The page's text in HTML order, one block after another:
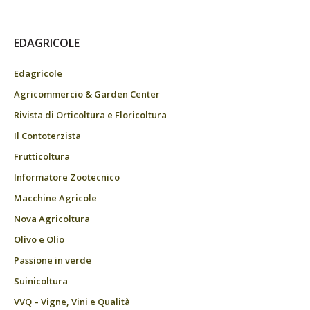
EDAGRICOLE
Edagricole
Agricommercio & Garden Center
Rivista di Orticoltura e Floricoltura
Il Contoterzista
Frutticoltura
Informatore Zootecnico
Macchine Agricole
Nova Agricoltura
Olivo e Olio
Passione in verde
Suinicoltura
VVQ – Vigne, Vini e Qualità